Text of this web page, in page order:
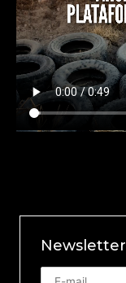
Newsletter